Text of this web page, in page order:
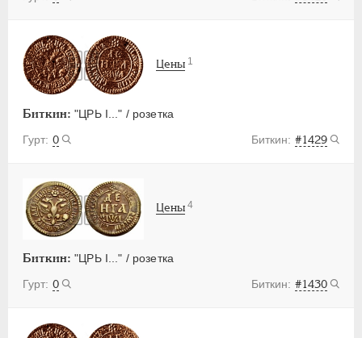
Биткин: "ЦРЬ I..." / розетка
0
#1429
Цены 1
Биткин: "ЦРЬ I..." / розетка
0
#1430
Цены 4